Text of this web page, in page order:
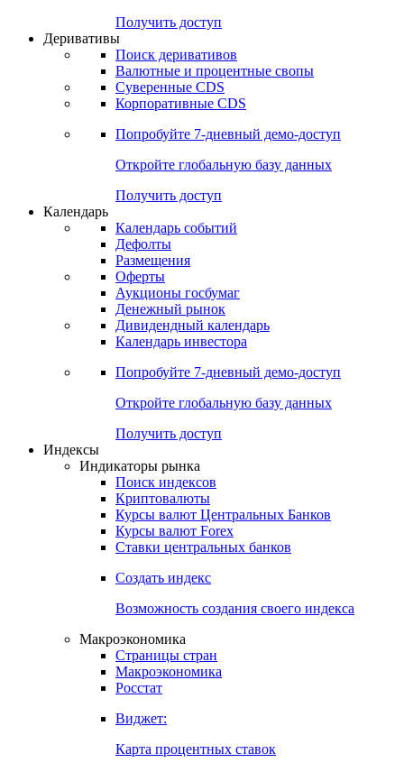
Получить доступ
Деривативы
Поиск деривативов
Валютные и процентные свопы
Суверенные CDS
Корпоративные CDS
Попробуйте 7-дневный демо-доступ
Откройте глобальную базу данных
Получить доступ
Календарь
Календарь событий
Дефолты
Размещения
Оферты
Аукционы госбумаг
Денежный рынок
Дивидендный календарь
Календарь инвестора
Попробуйте 7-дневный демо-доступ
Откройте глобальную базу данных
Получить доступ
Индексы
Индикаторы рынка
Поиск индексов
Криптовалюты
Курсы валют Центральных Банков
Курсы валют Forex
Ставки центральных банков
Создать индекс
Возможность создания своего индекса
Макроэкономика
Страницы стран
Макроэкономика
Росстат
Виджет:
Карта процентных ставок